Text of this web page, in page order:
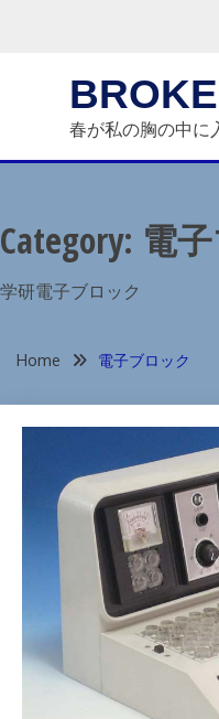
春が私の胸の中に
Category: 電
学研電子ブロック
Home 電子ブロック